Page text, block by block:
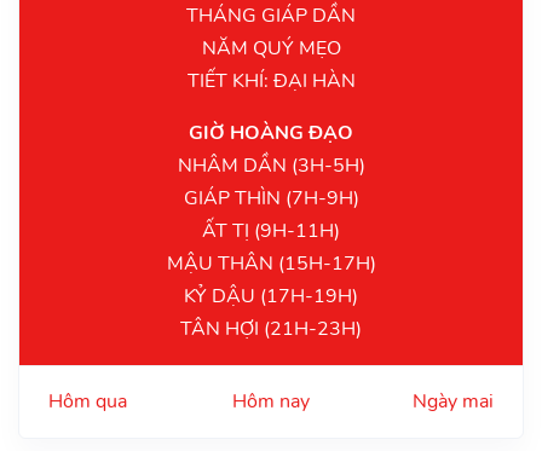
THÁNG GIÁP DẦN
NĂM QUÝ MẸO
TIẾT KHÍ: ĐẠI HÀN
GIỜ HOÀNG ĐẠO
NHÂM DẦN (3H-5H)
GIÁP THÌN (7H-9H)
ẤT TỊ (9H-11H)
MẬU THÂN (15H-17H)
KỶ DẬU (17H-19H)
TÂN HỢI (21H-23H)
Hôm qua Hôm nay Ngày mai